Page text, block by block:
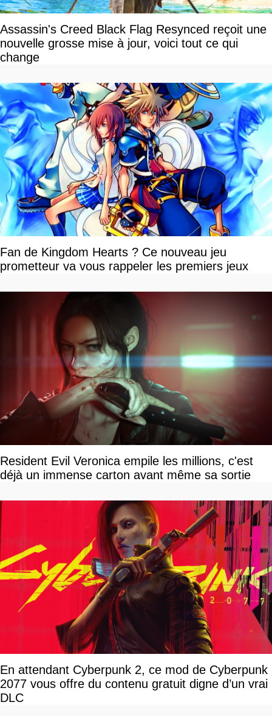
Assassin's Creed Black Flag Resynced reçoit une
nouvelle grosse mise à jour, voici tout ce qui
change
Fan de Kingdom Hearts ? Ce nouveau jeu
prometteur va vous rappeler les premiers jeux
Resident Evil Veronica empile les millions, c'est
déjà un immense carton avant même sa sortie
En attendant Cyberpunk 2, ce mod de Cyberpunk
2077 vous offre du contenu gratuit digne d’un vrai
DLC